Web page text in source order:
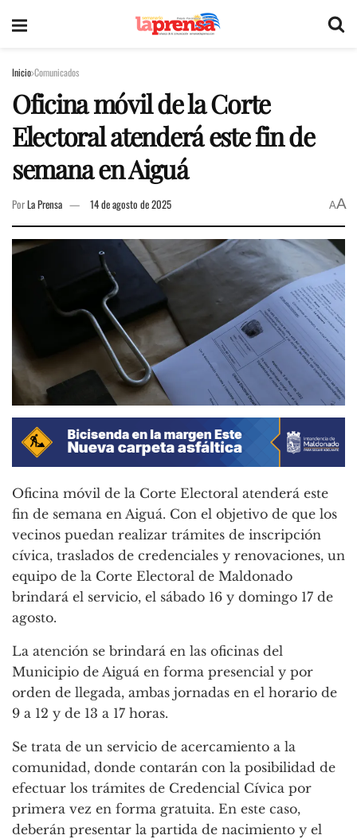
Inicio Comunicados
Oficina móvil de la Corte
Electoral atenderá este fin de
semana en Aiguá
PorLa Prensa 14 de agosto de 2025 AA
Oficina móvil de la Corte Electoral atenderá este
fin de semana en Aiguá. Con el objetivo de que los
vecinos puedan realizar trámites de inscripción
cívica, traslados de credenciales y renovaciones, un
equipo de la Corte Electoral de Maldonado
brindará el servicio, el sábado 16 y domingo 17 de
agosto.
La atención se brindará en las oficinas del
Municipio de Aiguá en forma presencial y por
orden de llegada, ambas jornadas en el horario de
9 a 12 y de 13 a 17 horas.
Se trata de un servicio de acercamiento a la
comunidad, donde contarán con la posibilidad de
efectuar los trámites de Credencial Cívica por
primera vez en forma gratuita. En este caso,
deberán presentar la partida de nacimiento y el